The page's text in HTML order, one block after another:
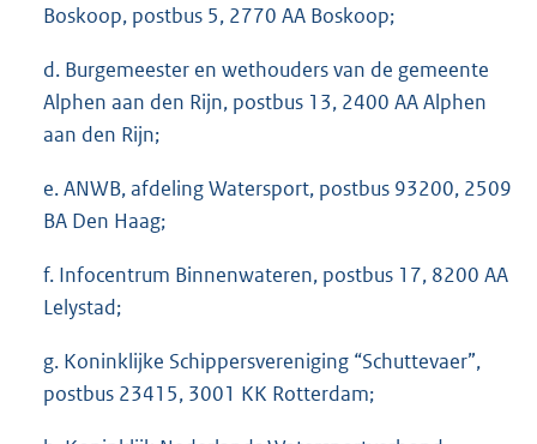
Boskoop, postbus 5, 2770 AA Boskoop;
d. Burgemeester en wethouders van de gemeente
Alphen aan den Rijn, postbus 13, 2400 AA Alphen
aan den Rijn;
e. ANWB, afdeling Watersport, postbus 93200, 2509
BA Den Haag;
f. Infocentrum Binnenwateren, postbus 17, 8200 AA
Lelystad;
g. Koninklijke Schippersvereniging “Schuttevaer”,
postbus 23415, 3001 KK Rotterdam;